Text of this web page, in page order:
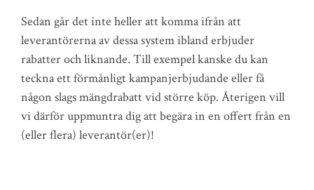
Sedan går det inte heller att komma ifrån att
leverantörerna av dessa system ibland erbjuder
rabatter och liknande. Till exempel kanske du kan
teckna ett förmånligt kampanjerbjudande eller få
någon slags mängdrabatt vid större köp. Återigen vill
vi därför uppmuntra dig att begära in en offert från en
(eller flera) leverantör(er)!